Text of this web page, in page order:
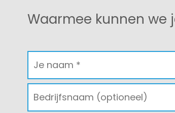
Waarmee kunnen we
Naam *
Bedrijfsnaam